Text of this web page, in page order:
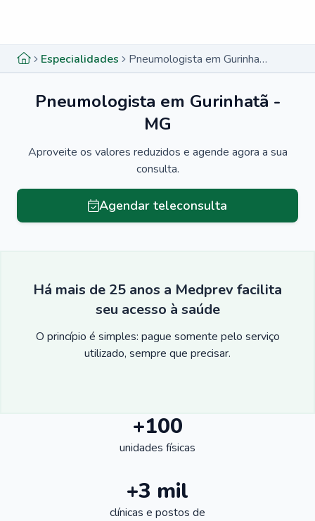
Especialidades Pneumologista em Gurinhatã - MG
Pneumologista em Gurinhatã -
MG
Aproveite os valores reduzidos e agende agora a sua
consulta.
Agendar teleconsulta
Há mais de 25 anos a Medprev facilita
seu acesso à saúde
O princípio é simples: pague somente pelo serviço
utilizado, sempre que precisar.
+100
unidades físicas
+3 mil
clínicas e postos de